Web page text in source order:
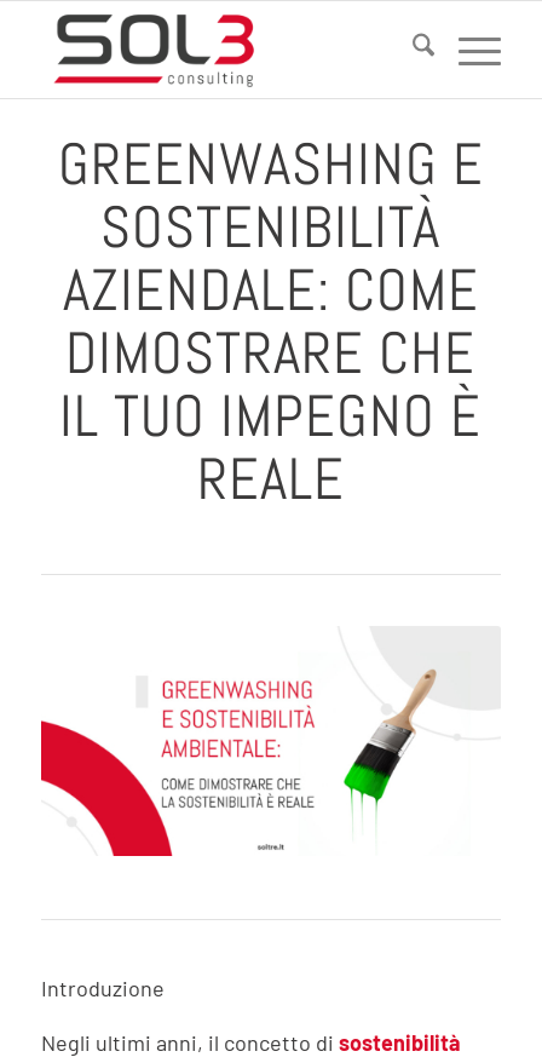
GREENWASHING E
SOSTENIBILITÀ
AZIENDALE: COME
DIMOSTRARE CHE
IL TUO IMPEGNO È
REALE
Introduzione
Negli ultimi anni, il concetto di sostenibilità